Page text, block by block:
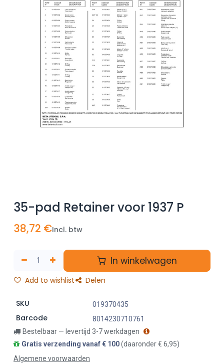
35-pad Retainer voor 1937 P
38,72 €Incl. btw
In winkelwagen
Add to wishlist Delen
SKU 019370435
Barcode
8014230710761
Bestelbaar — levertijd 3-7 werkdagen
Gratis verzending vanaf € 100(daaronder € 6,95)
Algemene voorwaarden